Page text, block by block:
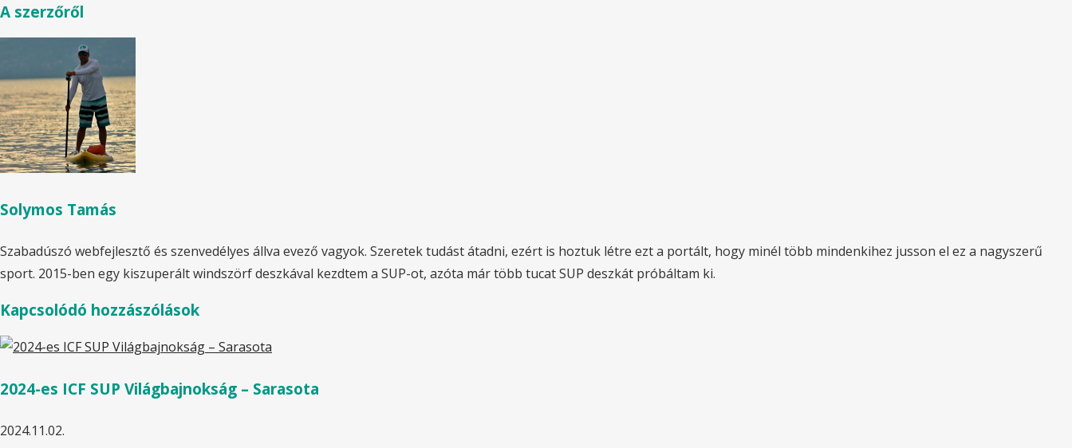
A szerzőről
Solymos Tamás
Szabadúszó webfejlesztő és szenvedélyes állva evező vagyok. Szeretek tudást átadni, ezért is hoztuk létre ezt a portált, hogy minél több mindenkihez jusson el ez a nagyszerű
sport. 2015-ben egy kiszuperált windszörf deszkával kezdtem a SUP-ot, azóta már több tucat SUP deszkát próbáltam ki.
Kapcsolódó hozzászólások
2024-es ICF SUP Világbajnokság – Sarasota
2024.11.02.